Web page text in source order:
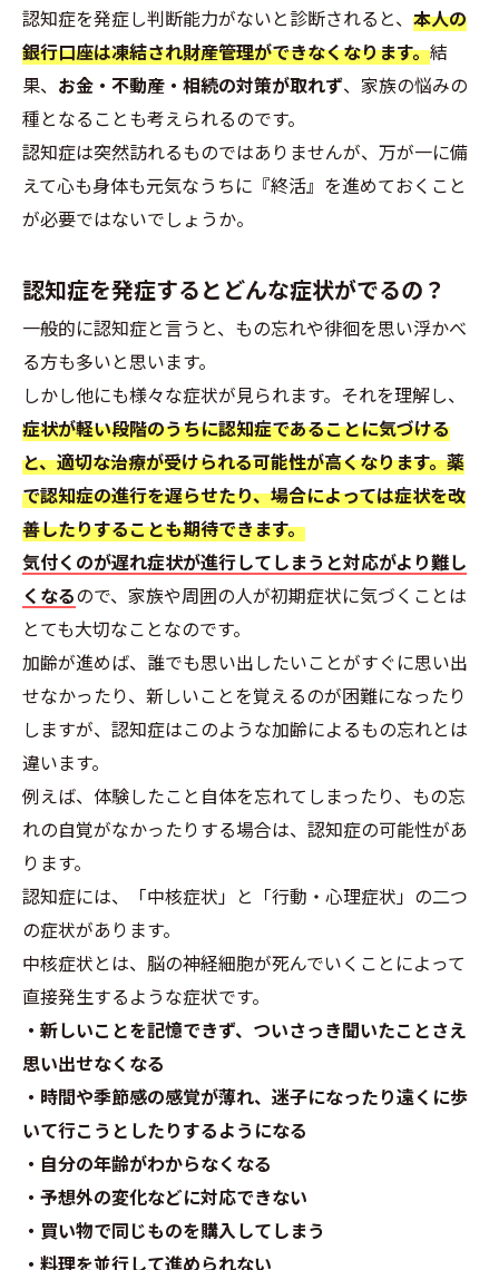
認知症を発症し判断能力がないと診断されると、 本人の
銀行口座は凍結され財産管理ができなくなります。結
果、 お金・不動産・相続の対策が取れず、家族の悩みの
種となることも考えられるのです。
認知症は突然訪れるものではありませんが、万が一に備
えて心も身体も元気なうちに『終活』を進めておくこと
が必要ではないでしょうか。
認知症を発症するとどんな症状がでるの？
一般的に認知症と言うと、もの忘れや徘徊を思い浮かべ
る方も多いと思います。
しかし他にも様々な症状が見られます。それを理解し、
症状が軽い段階のうちに認知症であることに気づける
と、適切な治療が受けられる可能性が高くなります。薬
で認知症の進行を遅らせたり、場合によっては症状を改
善したりすることも期待できます。
気付くのが遅れ症状が進行してしまうと対応がより難し
くなるので、家族や周囲の人が初期症状に気づくことは
とても大切なことなのです。
加齢が進めば、誰でも思い出したいことがすぐに思い出
せなかったり、新しいことを覚えるのが困難になったり
しますが、認知症はこのような加齢によるもの忘れとは
違います。
例えば、体験したこと自体を忘れてしまったり、もの忘
れの自覚がなかったりする場合は、認知症の可能性があ
ります。
認知症には、「中核症状」と「行動・心理症状」の二つ
の症状があります。
中核症状とは、脳の神経細胞が死んでいくことによって
直接発生するような症状です。
・新しいことを記憶できず、ついさっき聞いたことさえ
思い出せなくなる
・時間や季節感の感覚が薄れ、迷子になったり遠くに歩
いて行こうとしたりするようになる
・自分の年齢がわからなくなる
・予想外の変化などに対応できない
・買い物で同じものを購入してしまう
・料理を並行して進められない